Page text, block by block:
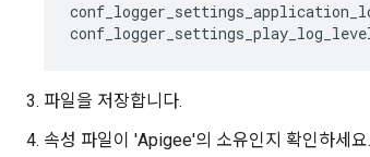
파일을 저장합니다.
속성 파일이 'Apigee'의 소유인지 확인하세요